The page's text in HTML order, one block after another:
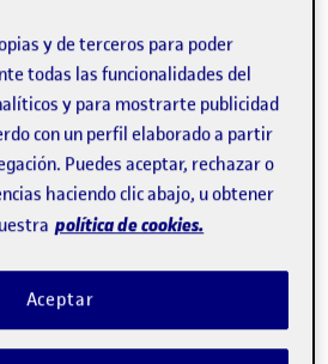
y de terceros para poder
todas las funcionalidades del
y para mostrarte publicidad
con un perfil elaborado a partir
Puedes aceptar, rechazar o
haciendo clic abajo, u obtener
política de cookies.
Aceptar